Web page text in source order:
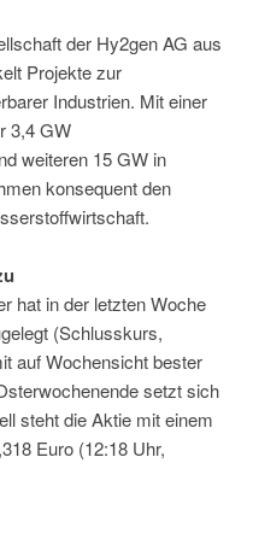
der Hy2gen AG aus
Projekte zur
Industrien. Mit einer
3,4 GW
weiteren 15 GW in
konsequent den
hat in der letzten Woche
(Schlusskurs,
auf Wochensicht bester
setzt sich
steht die Aktie mit einem
Euro (12:18 Uhr,